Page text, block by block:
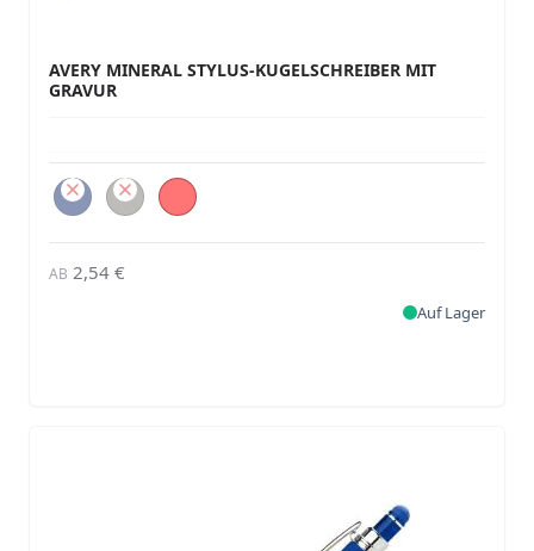
AVERY MINERAL STYLUS-KUGELSCHREIBER MIT
GRAVUR
AB 2,54 €
Auf Lager